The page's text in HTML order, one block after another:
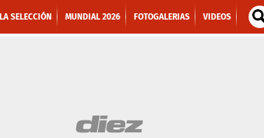
LA SELECCIÓN MUNDIAL 2026 FOTOGALERIAS VIDEOS